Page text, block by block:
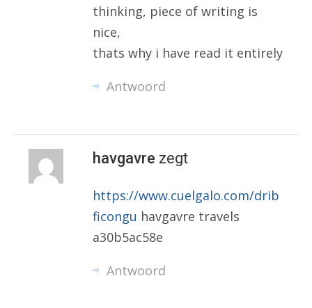
thinking, piece of writing is
nice,
thats why i have read it entirely
Antwoord
havgavre zegt
https://www.cuelgalo.com/drib
ficongu havgavre travels
a30b5ac58e
Antwoord